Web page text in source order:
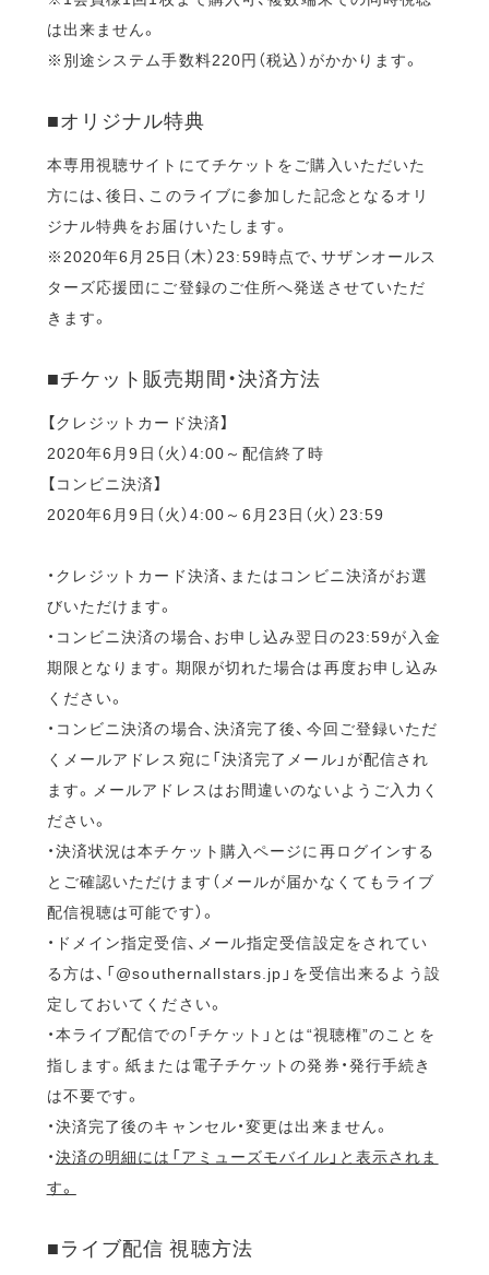
は出来ません。
※別途システム手数料220円（税込）がかかります。
■オリジナル特典
本専用視聴サイトにてチケットをご購入いただいた
方には、後日、このライブに参加した記念となるオリ
ジナル特典をお届けいたします。
※2020年6月25日（木）23:59時点で、サザンオールス
ターズ応援団にご登録のご住所へ発送させていただ
きます。
■チケット販売期間・決済方法
【クレジットカード決済】
2020年6月9日（火）4:00～配信終了時
【コンビニ決済】
2020年6月9日（火）4:00～6月23日（火）23:59
・クレジットカード決済、またはコンビニ決済がお選
びいただけます。
・コンビニ決済の場合、お申し込み翌日の23:59が入金
期限となります。期限が切れた場合は再度お申し込み
ください。
・コンビニ決済の場合、決済完了後、今回ご登録いただ
くメールアドレス宛に「決済完了メール」が配信され
ます。メールアドレスはお間違いのないようご入力く
ださい。
・決済状況は本チケット購入ページに再ログインする
とご確認いただけます（メールが届かなくてもライブ
配信視聴は可能です）。
・ドメイン指定受信、メール指定受信設定をされてい
る方は、「@southernallstars.jp」を受信出来るよう設
定しておいてください。
・本ライブ配信での「チケット」とは“視聴権”のことを
指します。紙または電子チケットの発券・発行手続き
は不要です。
・決済完了後のキャンセル・変更は出来ません。
・決済の明細には「アミューズモバイル」と表示されま
す。
■ライブ配信 視聴方法